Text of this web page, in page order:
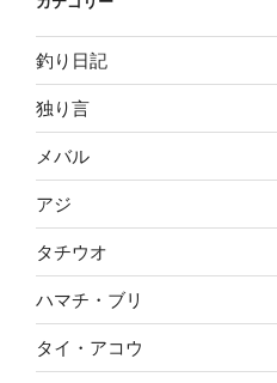
釣り日記
独り言
メバル
アジ
タチウオ
ハマチ・ブリ
タイ・アコウ